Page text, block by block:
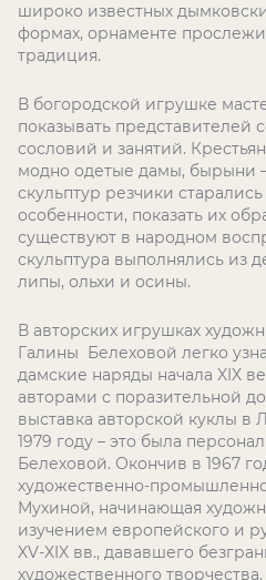
широко известных
формах, орнаменте
традиция.
В богородской игрушке
показывать представителей
сословий и занятий.
модно одетые дамы, бырыни
скульптур резчики
особенности, показать их
существуют в народном
скульптура выполнялись из
липы, ольхи и осины.
В авторских игрушках
Галины Белеховой легко
дамские наряды начала XIX
авторами с поразительной
выставка авторской куклы в
1979 году – это была
Белеховой. Окончив в 1967
художественно-
Мухиной, начинающая
изучением европейского и
XV-XIX вв., дававшего
художественного